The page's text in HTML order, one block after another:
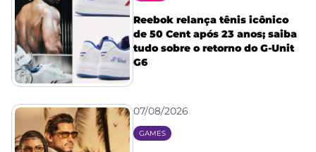
Reebok relança tênis icônico
de 50 Cent após 23 anos; saiba
tudo sobre o retorno do G-Unit
G6
07/08/2026
GAMES